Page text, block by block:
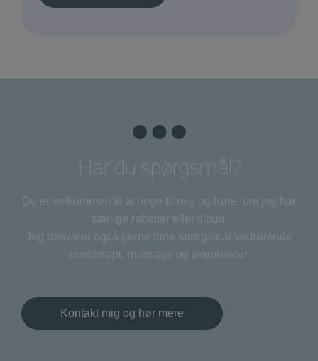
Har du spørgsmål?
Du er velkommen til at ringe til mig og høre, om jeg har
særlige rabatter eller tilbud.
Jeg besvarer også gerne dine spørgsmål vedrørende
zoneterapi, massage og akupunktur.
Kontakt mig og hør mere